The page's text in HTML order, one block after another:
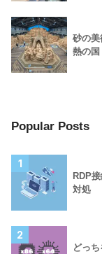
砂の美
熱の国
Popular Posts
1
RDP
対処
2
どっ